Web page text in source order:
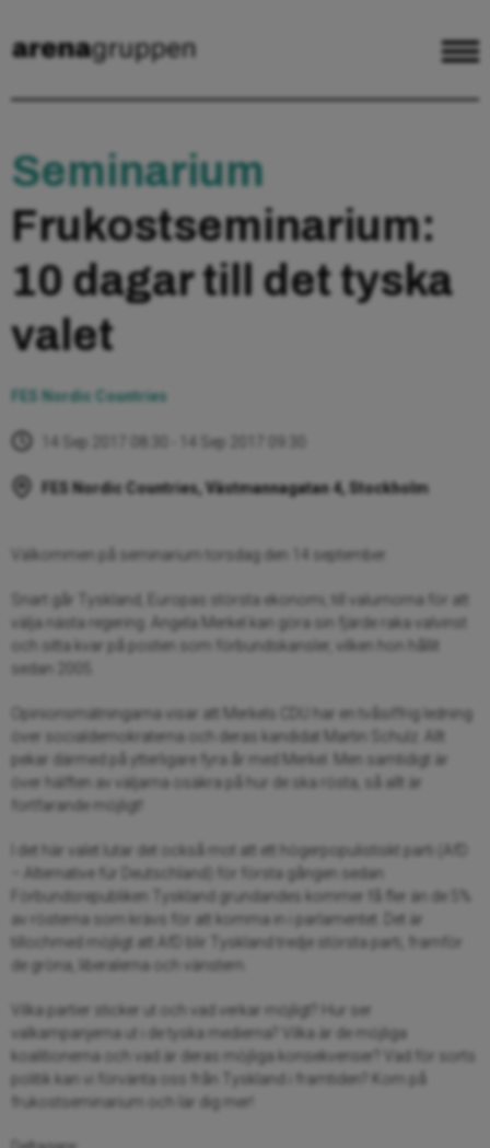
Seminarium
Frukostseminarium:
10 dagar till det tyska
valet
FES Nordic Countries
14 Sep 2017 08:30 - 14 Sep 2017 09:30
FES Nordic Countries, Västmannagatan 4, Stockholm
Välkommen på seminarium torsdag den 14 september.
Snart går Tyskland, Europas största ekonomi, till valurnorna för att
välja nästa regering. Angela Merkel kan göra sin fjärde raka valvinst
och sitta kvar på posten som förbundskansler, vilken hon hållit
sedan 2005.
Opinionsmätningarna visar att Merkels CDU har en tvåsiffrig ledning
över socialdemokraterna och deras kandidat Martin Schulz. Allt
pekar därmed på ytterligare fyra år med Merkel. Men samtidigt är
över hälften av väljarna osäkra på hur de ska rösta, så allt är
fortfarande möjligt!
I det här valet lutar det också mot att ett högerpopulistiskt parti (AfD
– Alternative für Deutschland) för första gången sedan
Förbundsrepubliken Tyskland grundandes kommer få fler än de 5%
av rösterna som krävs för att komma in i parlamentet. Det är
tillochmed möjligt att AfD blir Tyskland tredje största parti, framför
de gröna, liberalerna och vänstern.
Vilka partier sticker ut och vad verkar möjligt? Hur ser
valkampanjerna ut i de tyska medierna? Vilka är de möjliga
koalitionerna och vad är deras möjliga konsekvenser? Vad för sorts
politik kan vi förvänta oss från Tyskland i framtiden? Kom på
frukostseminarium och lär dig mer!